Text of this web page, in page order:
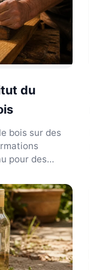
du
bois sur des
pour des